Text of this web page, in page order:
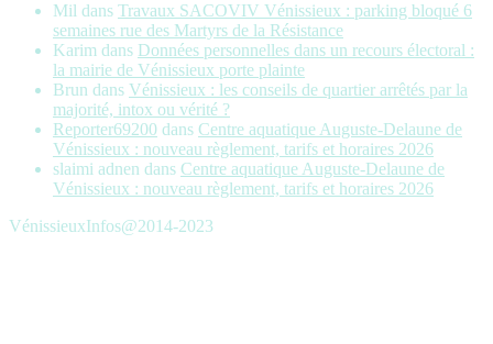
Mil dans Travaux SACOVIV Vénissieux : parking bloqué 6
semaines rue des Martyrs de la Résistance
Karim dans Données personnelles dans un recours électoral :
la mairie de Vénissieux porte plainte
Brun dans Vénissieux : les conseils de quartier arrêtés par la
majorité, intox ou vérité ?
Reporter69200 dans Centre aquatique Auguste-Delaune de
Vénissieux : nouveau règlement, tarifs et horaires 2026
slaimi adnen dans Centre aquatique Auguste-Delaune de
Vénissieux : nouveau règlement, tarifs et horaires 2026
VénissieuxInfos@2014-2023